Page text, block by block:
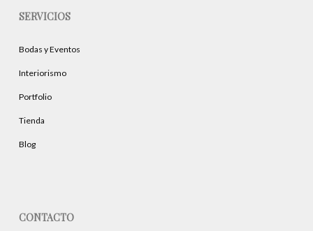
SERVICIOS
Bodas y Eventos
Interiorismo
Portfolio
Tienda
Blog
CONTACTO